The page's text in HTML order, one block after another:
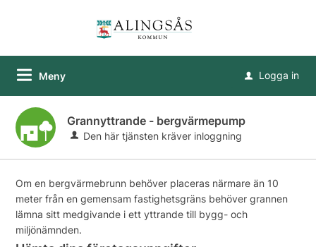
Meny u Logga in
Grannyttrande - bergvärmepump
Den här tjänsten kräver inloggning
Om en bergvärmebrunn behöver placeras närmare än 10
meter från en gemensam fastighetsgräns behöver grannen
lämna sitt medgivande i ett yttrande till bygg- och
miljönämnden.